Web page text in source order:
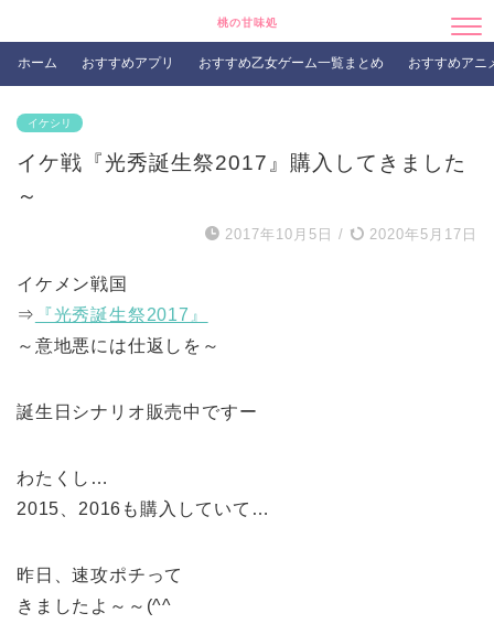
桃の甘味処
ホーム おすすめアプリ おすすめ乙女ゲーム一覧まとめ おすすめアニ
イケシリ
イケ戦『光秀誕生祭2017』購入してきました
～
2017年10月5日 / 2020年5月17日
イケメン戦国
⇒
『光秀誕生祭2017』
～意地悪には仕返しを～
誕生日シナリオ販売中ですー
わたくし…
2015、2016も購入していて…
昨日、速攻ポチって
きましたよ～～(^^ゞ